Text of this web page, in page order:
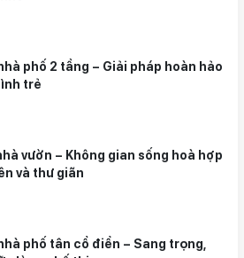
phố 2 tầng – Giải pháp hoàn hảo
trẻ
vườn – Không gian sống hoà hợp
và thư giãn
phố tân cổ điển – Sang trọng,